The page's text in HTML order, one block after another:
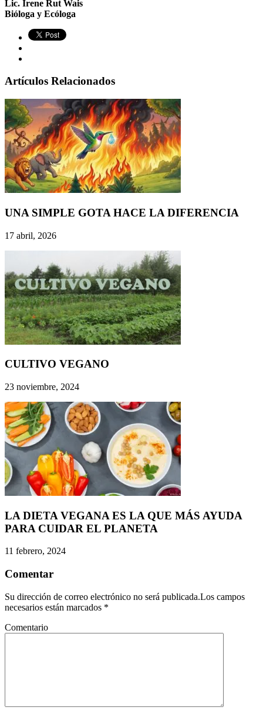
Lic. Irene Rut Wais
Bióloga y Ecóloga
Artículos Relacionados
UNA SIMPLE GOTA HACE LA DIFERENCIA
17 abril, 2026
CULTIVO VEGANO
23 noviembre, 2024
LA DIETA VEGANA ES LA QUE MÁS AYUDA
PARA CUIDAR EL PLANETA
11 febrero, 2024
Comentar
Su dirección de correo electrónico no será publicada.Los campos
necesarios están marcados *
Comentario